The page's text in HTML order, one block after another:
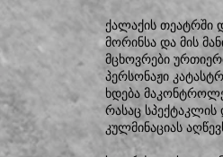
ქალაქის თეატრში
მორინსა და მის
მცხოვრები
პერსონაჟი
ხდება
რასაც
კულმინაციას